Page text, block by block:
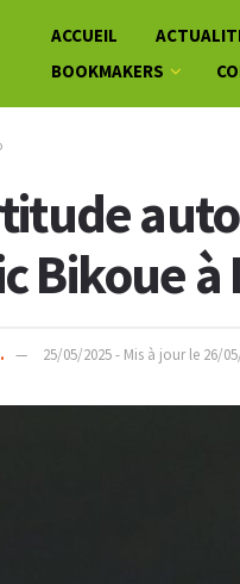
ACCUEIL
BOOKMAKERS
Bikoue à
25/05/2025 - Mis à jour le 26/